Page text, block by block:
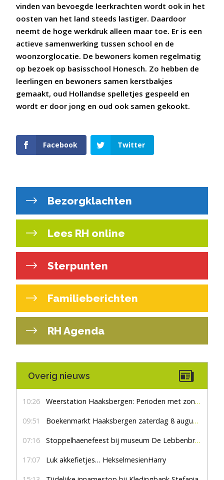
vinden van bevoegde leerkrachten wordt ook in het
oosten van het land steeds lastiger. Daardoor
neemt de hoge werkdruk alleen maar toe. Er is een
actieve samenwerking tussen school en de
woonzorglocatie. De bewoners komen regelmatig
op bezoek op basisschool Honesch. Zo hebben de
leerlingen en bewoners samen kerstbakjes
gemaakt, oud Hollandse spelletjes gespeeld en
wordt er door jong en oud ook samen gekookt.
Facebook Twitter
Bezorgklachten
Lees RH online
Sterpunten
Familieberichten
RH Agenda
Overig nieuws
10:26 Weerstation Haaksbergen: Perioden met zon en droog
09:51 Boekenmarkt Haaksbergen zaterdag 8 augustus, marktplein Haaksbergen
07:16 Stoppelhaenefeest bij museum De Lebbenbrugge
17:07 Luk akkefietjes… HekselmesienHarry